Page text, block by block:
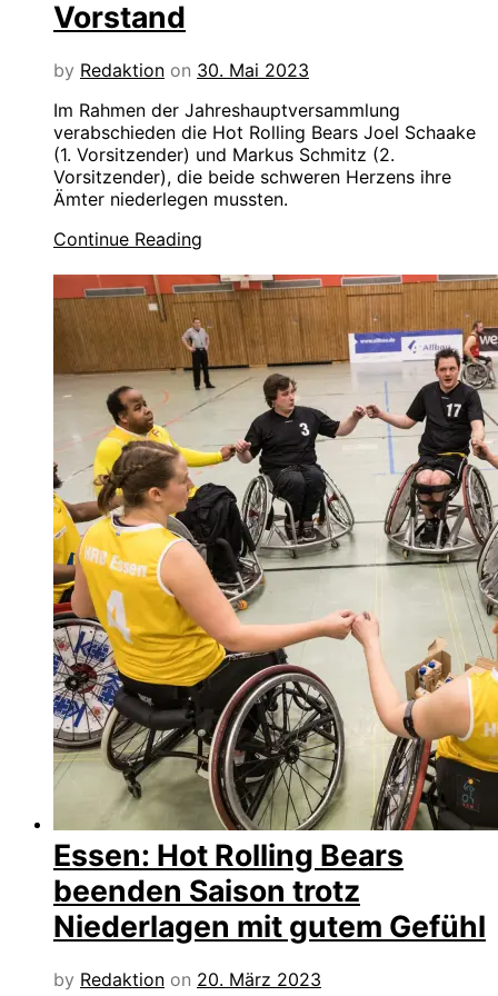
Vorstand
by Redaktion on 30. Mai 2023
Im Rahmen der Jahreshauptversammlung
verabschieden die Hot Rolling Bears Joel Schaake
(1. Vorsitzender) und Markus Schmitz (2.
Vorsitzender), die beide schweren Herzens ihre
Ämter niederlegen mussten.
Continue Reading
Essen: Hot Rolling Bears
beenden Saison trotz
Niederlagen mit gutem Gefühl
by Redaktion on 20. März 2023